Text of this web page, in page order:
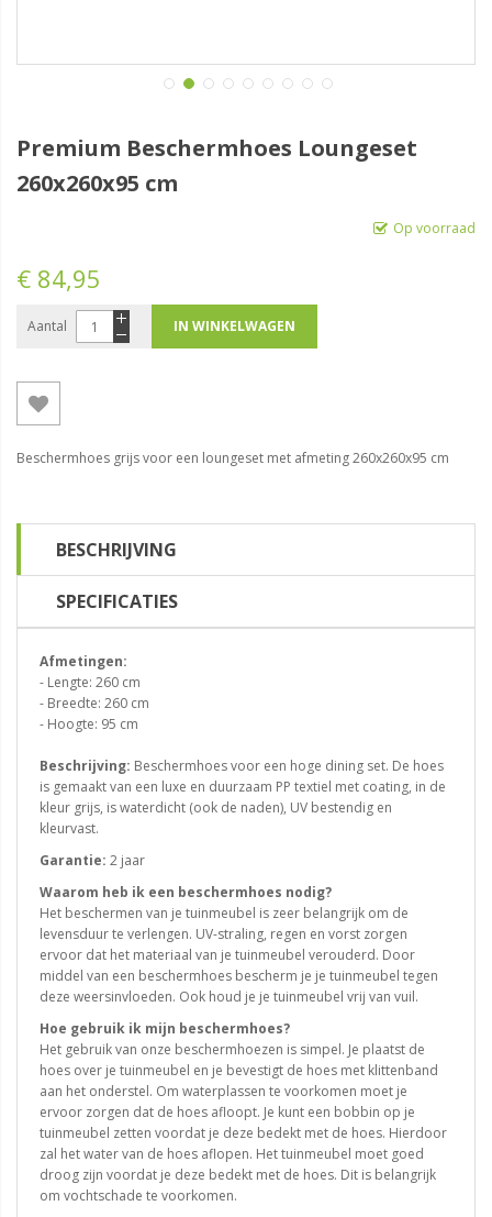
Premium Beschermhoes Loungeset
260x260x95 cm
Op voorraad
€ 84,95
Aantal IN WINKELWAGEN
Beschermhoes grijs voor een loungeset met afmeting 260x260x95 cm
BESCHRIJVING
SPECIFICATIES
Afmetingen:
- Lengte: 260 cm
- Breedte: 260 cm
- Hoogte: 95 cm
Beschrijving: Beschermhoes voor een hoge dining set. De hoes
is gemaakt van een luxe en duurzaam PP textiel met coating, in de
kleur grijs, is waterdicht (ook de naden), UV bestendig en
kleurvast.
Garantie: 2 jaar
Waarom heb ik een beschermhoes nodig?
Het beschermen van je tuinmeubel is zeer belangrijk om de
levensduur te verlengen. UV-straling, regen en vorst zorgen
ervoor dat het materiaal van je tuinmeubel verouderd. Door
middel van een beschermhoes bescherm je je tuinmeubel tegen
deze weersinvloeden. Ook houd je je tuinmeubel vrij van vuil.
Hoe gebruik ik mijn beschermhoes?
Het gebruik van onze beschermhoezen is simpel. Je plaatst de
hoes over je tuinmeubel en je bevestigt de hoes met klittenband
aan het onderstel. Om waterplassen te voorkomen moet je
ervoor zorgen dat de hoes afloopt. Je kunt een bobbin op je
tuinmeubel zetten voordat je deze bedekt met de hoes. Hierdoor
zal het water van de hoes aflopen. Het tuinmeubel moet goed
droog zijn voordat je deze bedekt met de hoes. Dit is belangrijk
om vochtschade te voorkomen.